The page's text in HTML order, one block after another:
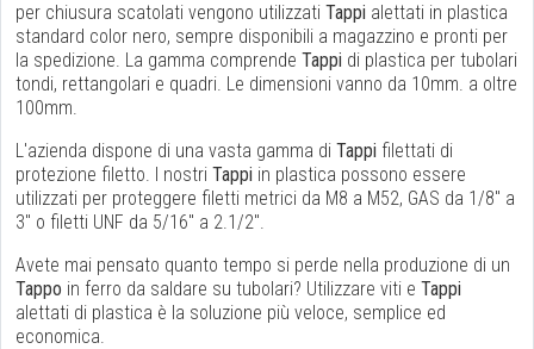
per chiusura scatolati vengono utilizzati Tappi alettati in plastica
standard color nero, sempre disponibili a magazzino e pronti per
la spedizione. La gamma comprende Tappi di plastica per tubolari
tondi, rettangolari e quadri. Le dimensioni vanno da 10mm. a oltre
100mm.
L'azienda dispone di una vasta gamma di Tappi filettati di
protezione filetto. I nostri Tappi in plastica possono essere
utilizzati per proteggere filetti metrici da M8 a M52, GAS da 1/8" a
3" o filetti UNF da 5/16" a 2.1/2".
Avete mai pensato quanto tempo si perde nella produzione di un
Tappo in ferro da saldare su tubolari? Utilizzare viti e Tappi
alettati di plastica è la soluzione più veloce, semplice ed
economica.